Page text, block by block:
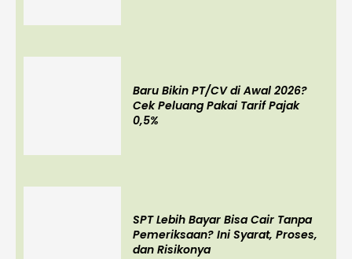
Baru Bikin PT/CV di Awal 2026?
Cek Peluang Pakai Tarif Pajak
0,5%
SPT Lebih Bayar Bisa Cair Tanpa
Pemeriksaan? Ini Syarat, Proses,
dan Risikonya